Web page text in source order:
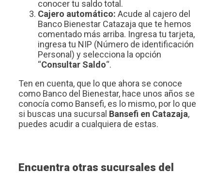
conocer tu saldo total.
Cajero automático: Acude al cajero del
Banco Bienestar Catazaja que te hemos
comentado más arriba. Ingresa tu tarjeta,
ingresa tu NIP (Número de identificación
Personal) y selecciona la opción
“Consultar Saldo“.
Ten en cuenta, que lo que ahora se conoce
como Banco del Bienestar, hace unos años se
conocía como Bansefi, es lo mismo, por lo que
si buscas una sucursal Bansefi en Catazaja,
puedes acudir a cualquiera de estas.
Encuentra otras sucursales del